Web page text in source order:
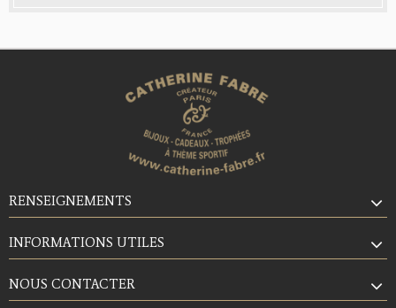
RENSEIGNEMENTS
INFORMATIONS UTILES
NOUS CONTACTER